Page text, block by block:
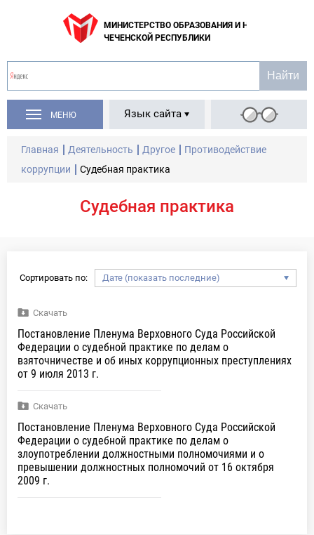
МИНИСТЕРСТВО ОБРАЗОВАНИЯ И НАУКИ
ЧЕЧЕНСКОЙ РЕСПУБЛИКИ
МЕНЮ Язык сайта
Главная Деятельность Другое
Противодействие
коррупции
Судебная практика
Судебная практика
Сортировать по:
Скачать
Постановление Пленума Верховного Суда Российской
Федерации о судебной практике по делам о
взяточничестве и об иных коррупционных преступлениях
от 9 июля 2013 г.
Скачать
Постановление Пленума Верховного Суда Российской
Федерации о судебной практике по делам о
злоупотреблении должностными полномочиями и о
превышении должностных полномочий от 16 октября
2009 г.